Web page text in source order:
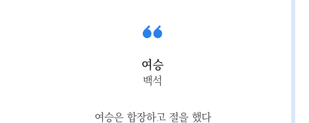
여승
백석
여승은 합장하고 절을 했다